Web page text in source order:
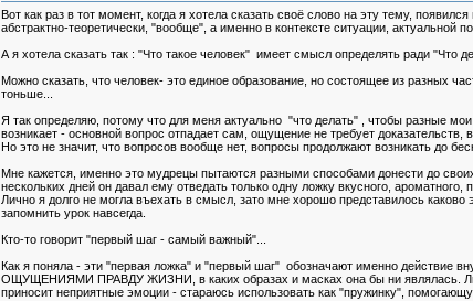
Вот как раз в тот момент, когда я хотела сказать своё слово на эту тему,
абстрактно-теоретически, "вообще", а именно в контексте ситуации, актуальной
А я хотела сказать так : "Что такое человек" имеет смысл определять ради "Что
Можно сказать, что человек- это единое образование, но состоящее из разных
тоньше...
Я так определяю, потому что для меня актуально "что делать" , чтобы разные
возникает - основной вопрос отпадает сам, ощущение не требует доказательств,
Но это не значит, что вопросов вообще нет, вопросы продолжают возникать до
Мне кажется, именно это мудрецы пытаются разными способами донести до
нескольких дней он давал ему отведать только одну ложку вкусного,
Лично я долго не могла въехать в смысл, зато мне хорошо представилось
запомнить урок навсегда.
Кто-то говорит "первый шаг - самый важный"...
Как я поняла - эти "первая ложка" и "первый шаг" обозначают именно
ОЩУЩЕНИЯМИ ПРАВДУ ЖИЗНИ, в каких образах и масках она бы ни являлась.
приносит неприятные эмоции - стараюсь использовать как "пружинку",